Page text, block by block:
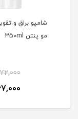
شامپو براق و
مو پنتن 350ml